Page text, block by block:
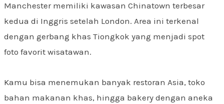
Manchester memiliki kawasan Chinatown terbesar
kedua di Inggris setelah London. Area ini terkenal
dengan gerbang khas Tiongkok yang menjadi spot
foto favorit wisatawan.
Kamu bisa menemukan banyak restoran Asia, toko
bahan makanan khas, hingga bakery dengan aneka